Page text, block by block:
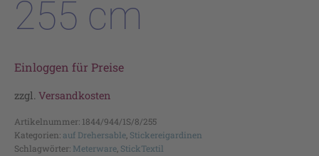
255 cm
Einloggen für Preise
zzgl. Versandkosten
Artikelnummer: 1844/944/1S/8/255
Kategorien: auf Drehersable Stickereigardinen
Schlagwörter: Meterware StickTextil